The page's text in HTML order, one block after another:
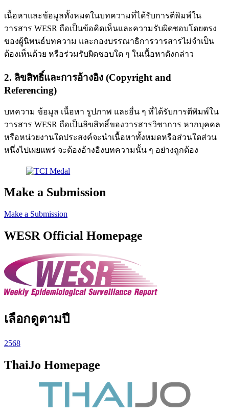
เนื้อหาและข้อมูลทั้งหมดในบทความที่ได้รับการตีพิมพ์ใน
วารสาร WESR ถือเป็นข้อคิดเห็นและความรับผิดชอบโดยตรง
ของผู้นิพนธ์บทความ และกองบรรณาธิการวารสารไม่จำเป็น
ต้องเห็นด้วย หรือร่วมรับผิดชอบใด ๆ ในเนื้อหาดังกล่าว
2. ลิขสิทธิ์และการอ้างอิง (Copyright and
Referencing)
บทความ ข้อมูล เนื้อหา รูปภาพ และอื่น ๆ ที่ได้รับการตีพิมพ์ใน
วารสาร WESR ถือเป็นลิขสิทธิ์ของวารสารวิชาการ หากบุคคล
หรือหน่วยงานใดประสงค์จะนำเนื้อหาทั้งหมดหรือส่วนใดส่วน
หนึ่งไปเผยแพร่ จะต้องอ้างอิงบทความนั้น ๆ อย่างถูกต้อง
Make a Submission
Make a Submission
WESR Official Homepage
เลือกดูตามปี
2568
ThaiJo Homepage